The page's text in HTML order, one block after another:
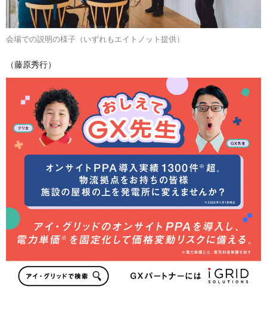
会場での説明の様子（いずれもエイトノット提供）
（藤原秀行）